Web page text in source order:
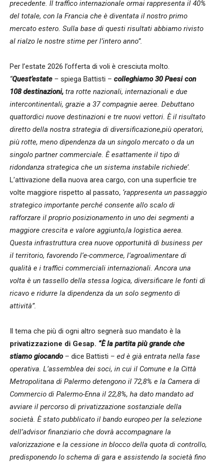
precedente. Il traffico internazionale ormai rappresenta il 40%
del totale, con la Francia che è diventata il nostro primo
mercato estero. Sulla base di questi risultati abbiamo rivisto
al rialzo le nostre stime per l’intero anno”.
Per l’estate 2026 l’offerta di voli è cresciuta molto.
“Quest’estate – spiega Battisti – colleghiamo 30 Paesi con
108 destinazioni, tra rotte nazionali, internazionali e due
intercontinentali, grazie a 37 compagnie aeree. Debuttano
quattordici nuove destinazioni e tre nuovi vettori. È il risultato
diretto della nostra strategia di diversificazione,più operatori,
più rotte, meno dipendenza da un singolo mercato o da un
singolo partner commerciale. È esattamente il tipo di
ridondanza strategica che un sistema instabile richiede’.
L’attivazione della nuova area cargo, con una superficie tre
volte maggiore rispetto al passato, ‘rappresenta un passaggio
strategico importante perché consente allo scalo di
rafforzare il proprio posizionamento in uno dei segmenti a
maggiore crescita e valore aggiunto,la logistica aerea.
Questa infrastruttura crea nuove opportunità di business per
il territorio, favorendo l’e-commerce, l’agroalimentare di
qualità e i traffici commerciali internazionali. Ancora una
volta è un tassello della stessa logica, diversificare le fonti di
ricavo e ridurre la dipendenza da un solo segmento di
attività”.
Il tema che più di ogni altro segnerà suo mandato è la
privatizzazione di Gesap. “È la partita più grande che
stiamo giocando – dice Battisti – ed è già entrata nella fase
operativa. L’assemblea dei soci, in cui il Comune e la Città
Metropolitana di Palermo detengono il 72,8% e la Camera di
Commercio di Palermo-Enna il 22,8%, ha dato mandato ad
avviare il percorso di privatizzazione sostanziale della
società. È stato pubblicato il bando europeo per la selezione
dell’advisor finanziario che dovrà accompagnare la
valorizzazione e la cessione in blocco della quota di controllo,
predisponendo lo schema di gara e assistendo la società fino